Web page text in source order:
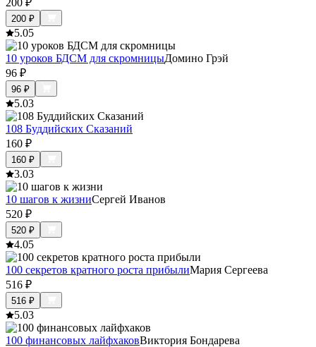
200 ₽
200 ₽
5.05
10 уроков БДСМ для скромницыДомино Грэй
96 ₽
96 ₽
5.03
108 Буддийских Сказаний
160 ₽
160 ₽
3.03
10 шагов к жизниСергей Иванов
520 ₽
520 ₽
4.05
100 секретов кратного роста прибылиМария Сергеева
516 ₽
516 ₽
5.03
100 финансовых лайфхаковВиктория Бондарева